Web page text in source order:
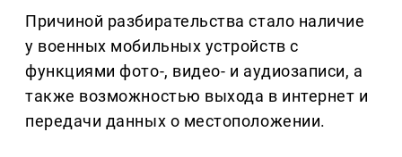
Причиной разбирательства стало наличие
у военных мобильных устройств с
функциями фото-, видео- и аудиозаписи, а
также возможностью выхода в интернет и
передачи данных о местоположении.